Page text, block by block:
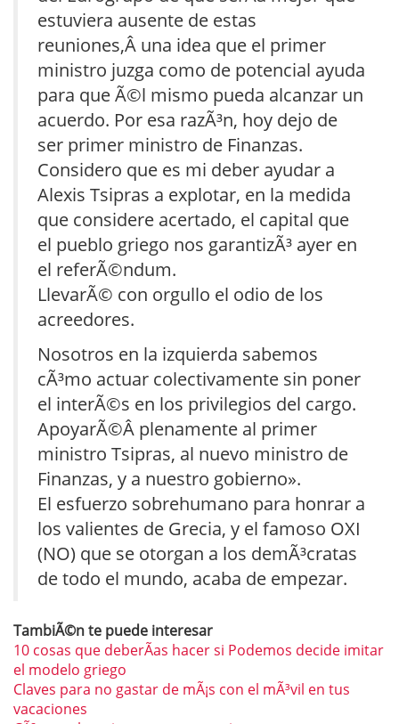
estuviera ausente de estas
reuniones,Â una idea que el primer
ministro juzga como de potencial ayuda
para que Ã©l mismo pueda alcanzar un
acuerdo. Por esa razÃ³n, hoy dejo de
ser primer ministro de Finanzas.
Considero que es mi deber ayudar a
Alexis Tsipras a explotar, en la medida
que considere acertado, el capital que
el pueblo griego nos garantizÃ³ ayer en
el referÃ©ndum.
LlevarÃ© con orgullo el odio de los
acreedores.
Nosotros en la izquierda sabemos
cÃ³mo actuar colectivamente sin poner
el interÃ©s en los privilegios del cargo.
ApoyarÃ©Â plenamente al primer
ministro Tsipras, al nuevo ministro de
Finanzas, y a nuestro gobierno».
El esfuerzo sobrehumano para honrar a
los valientes de Grecia, y el famoso OXI
(NO) que se otorgan a los demÃ³cratas
de todo el mundo, acaba de empezar.
TambiÃ©n te puede interesar
10 cosas que deberÃ­as hacer si Podemos decide imitar
el modelo griego
Claves para no gastar de mÃ¡s con el mÃ³vil en tus
vacaciones